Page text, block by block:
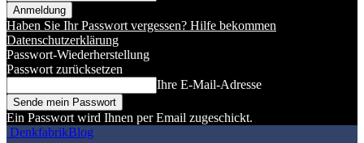
Haben Sie Ihr Passwort vergessen? Hilfe bekommen
Datenschutzerklärung
Passwort-Wiederherstellung
Passwort zurücksetzen
Ihre E-Mail-Adresse
Ein Passwort wird Ihnen per Email zugeschickt.
DenkfabrikBlog